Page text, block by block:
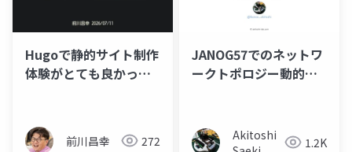
Hugoで静的サイト制作
体験がとても良かった
前川昌幸 272
JANOG57でのネットワ
ークトポロジー動的生
Akitoshi
1.2K